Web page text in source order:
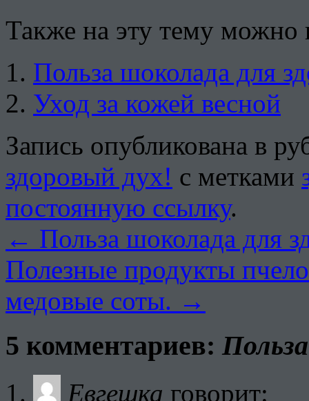
Также на эту тему можно
Польза шоколада для
Уход за кожей весной
Запись опубликована в
здоровый дух! с метками
постоянную ссылку.
← Польза шоколада для
Полезные продукты
медовые соты. →
5 комментариев:
Евгешка говорит: